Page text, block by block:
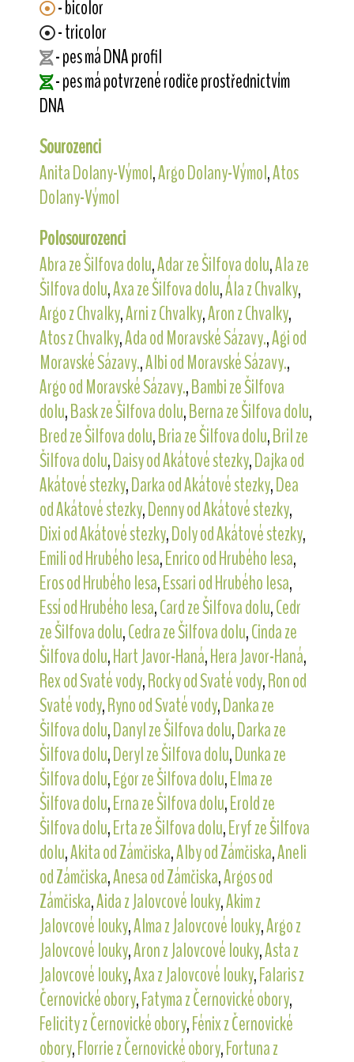
- bicolor
- tricolor
- pes má DNA profil
- pes má potvrzené rodiče prostřednictvím
DNA
Sourozenci
Anita Dolany-Výmol,Argo Dolany-Výmol,Atos
Dolany-Výmol
Polosourozenci
Abra ze Šilfova dolu,Adar ze Šilfova dolu,Ala ze
Šilfova dolu,Axa ze Šilfova dolu,Ála z Chvalky,
Argo z Chvalky,Arni z Chvalky,Aron z Chvalky,
Atos z Chvalky,Ada od Moravské Sázavy.,Agi od
Moravské Sázavy.,Albi od Moravské Sázavy.,
Argo od Moravské Sázavy.,Bambi ze Šilfova
dolu,Bask ze Šilfova dolu,Berna ze Šilfova dolu,
Bred ze Šilfova dolu,Bria ze Šilfova dolu,Bril ze
Šilfova dolu,Daisy od Akátové stezky,Dajka od
Akátové stezky,Darka od Akátové stezky,Dea
od Akátové stezky,Denny od Akátové stezky,
Dixi od Akátové stezky,Doly od Akátové stezky,
Emili od Hrubého lesa,Enrico od Hrubého lesa,
Eros od Hrubého lesa,Essari od Hrubého lesa,
Essí od Hrubého lesa,Card ze Šilfova dolu,Cedr
ze Šilfova dolu,Cedra ze Šilfova dolu,Cinda ze
Šilfova dolu,Hart Javor-Haná,Hera Javor-Haná,
Rex od Svaté vody,Rocky od Svaté vody,Ron od
Svaté vody,Ryno od Svaté vody,Danka ze
Šilfova dolu,Danyl ze Šilfova dolu,Darka ze
Šilfova dolu,Deryl ze Šilfova dolu,Dunka ze
Šilfova dolu,Egor ze Šilfova dolu,Elma ze
Šilfova dolu,Erna ze Šilfova dolu,Erold ze
Šilfova dolu,Erta ze Šilfova dolu,Eryf ze Šilfova
dolu,Akita od Zámčiska,Alby od Zámčiska,Aneli
od Zámčiska,Anesa od Zámčiska,Argos od
Zámčiska,Aida z Jalovcové louky,Akim z
Jalovcové louky,Alma z Jalovcové louky,Argo z
Jalovcové louky,Aron z Jalovcové louky,Asta z
Jalovcové louky,Axa z Jalovcové louky,Falaris z
Černovické obory,Fatyma z Černovické obory,
Felicity z Černovické obory,Fénix z Černovické
obory,Florrie z Černovické obory,Fortuna z